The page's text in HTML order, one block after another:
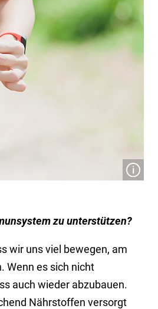
zu unterstützen?
wir uns viel bewegen, am
Wenn es sich nicht
auch wieder abzubauen.
Nährstoffen versorgt